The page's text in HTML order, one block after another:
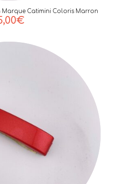
Marque Catimini Coloris Marron
€